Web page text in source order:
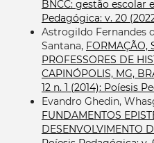
BNCC: gestão escolar
Pedagógica: v. 20
Astrogildo Fernandes
Santana, FORMAÇÃO,
PROFESSORES DE
CAPINÓPOLIS, MG,
12 n. 1 (2014): Poíesis
Evandro Ghedin,
FUNDAMENTOS
DESENVOLVIMENTO